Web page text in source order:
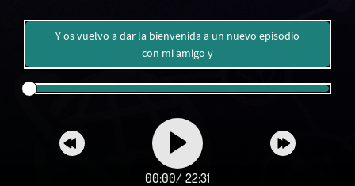
Y os vuelvo a dar la bienvenida a un nuevo episodio
con mi amigo y
00:00/ 22:31